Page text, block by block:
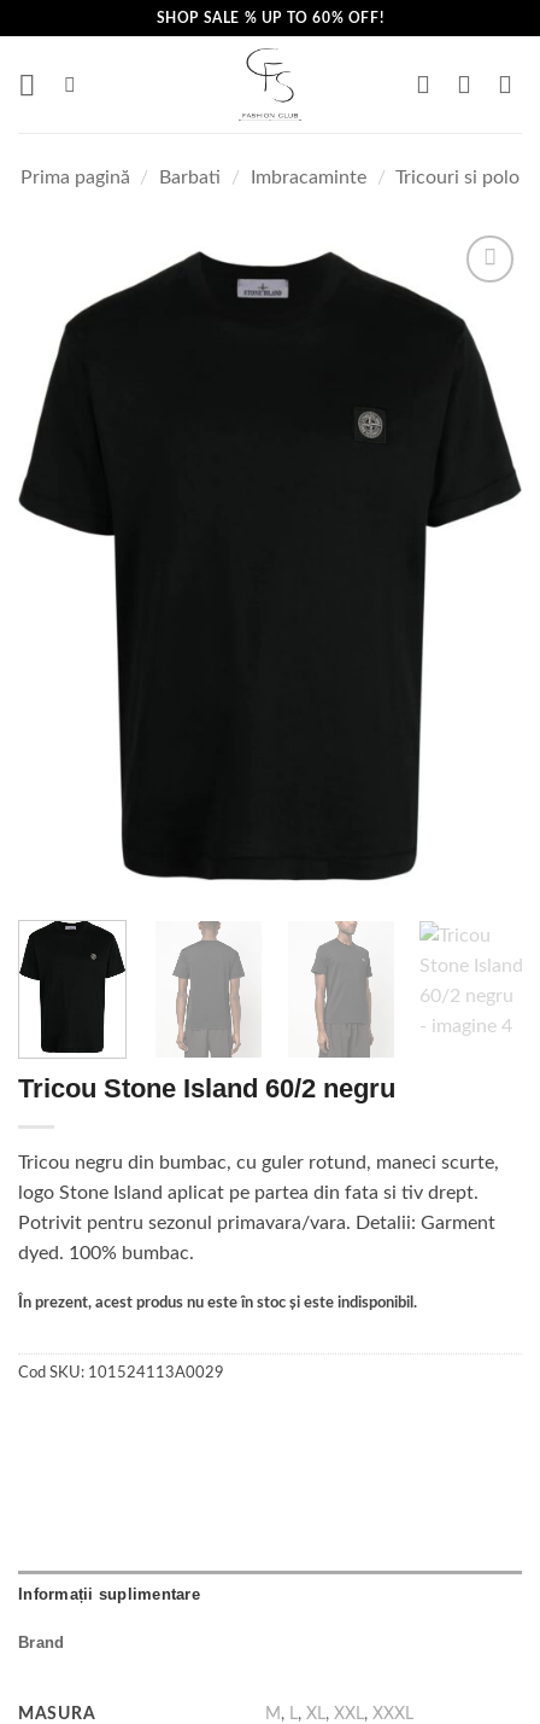
content
SHOP SALE % UP TO 60% OFF!
Prima pagină / Barbati / Imbracaminte / Tricouri si polo
Tricou Stone Island 60/2 negru
Tricou negru din bumbac, cu guler rotund, maneci scurte,
logo Stone Island aplicat pe partea din fata si tiv drept.
Potrivit pentru sezonul primavara/vara. Detalii: Garment
dyed. 100% bumbac.
În prezent, acest produs nu este în stoc și este indisponibil.
Cod SKU: 101524113A0029
Informații suplimentare
Brand
MASURA M , , XL , XXL , XXXL